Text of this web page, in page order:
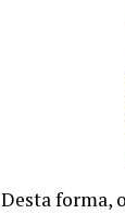
Desta forma,